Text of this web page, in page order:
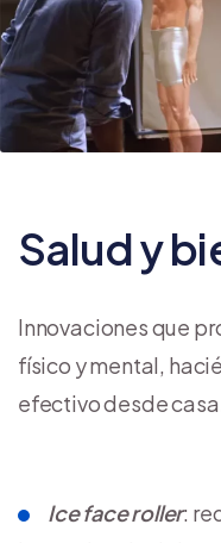
Salud y
Innovaciones que
físico y mental,
efectivo desde
Ice face roller: